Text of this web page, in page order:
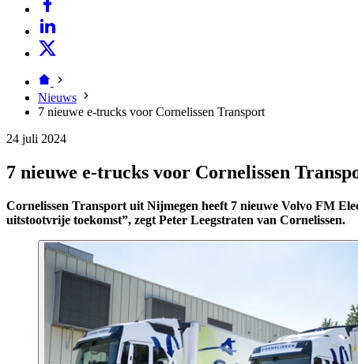
Nieuws
7 nieuwe e-trucks voor Cornelissen Transport
24 juli 2024
7 nieuwe e-trucks voor Cornelissen
Cornelissen Transport uit Nijmegen heeft 7 nieuwe Volvo FM
uitstootvrije toekomst”, zegt Peter Leegstraten van Cornelissen.